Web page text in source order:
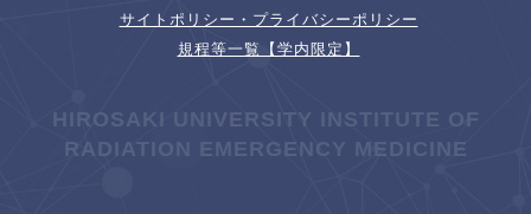
サイトポリシー・プライバシーポリシー
規程等一覧【学内限定】
HIROSAKI UNIVERSITY INSTITUTE OF
RADIATION EMERGENCY MEDICINE